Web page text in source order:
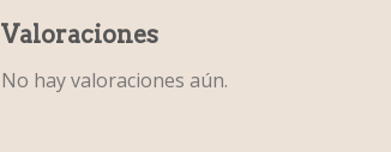
Valoraciones
No hay valoraciones aún.